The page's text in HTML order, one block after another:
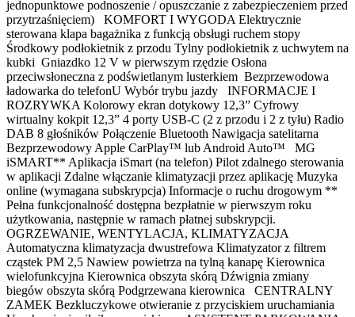
jednopunktowe podnoszenie / opuszczanie z zabezpieczeniem przed
przytrzaśnięciem) KOMFORT I WYGODA Elektrycznie
sterowana klapa bagażnika z funkcją obsługi ruchem stopy
Środkowy podłokietnik z przodu Tylny podłokietnik z uchwytem na
kubki Gniazdko 12 V w pierwszym rzędzie Osłona
przeciwsłoneczna z podświetlanym lusterkiem Bezprzewodowa
ładowarka do telefonU Wybór trybu jazdy INFORMACJE I
ROZRYWKA Kolorowy ekran dotykowy 12,3” Cyfrowy
wirtualny kokpit 12,3” 4 porty USB-C (2 z przodu i 2 z tyłu) Radio
DAB 8 głośników Połączenie Bluetooth Nawigacja satelitarna
Bezprzewodowy Apple CarPlay™ lub Android Auto™ MG
iSMART** Aplikacja iSmart (na telefon) Pilot zdalnego sterowania
w aplikacji Zdalne włączanie klimatyzacji przez aplikację Muzyka
online (wymagana subskrypcja) Informacje o ruchu drogowym **
Pełna funkcjonalność dostępna bezpłatnie w pierwszym roku
użytkowania, następnie w ramach płatnej subskrypcji.
OGRZEWANIE, WENTYLACJA, KLIMATYZACJA
Automatyczna klimatyzacja dwustrefowa Klimatyzator z filtrem
cząstek PM 2,5 Nawiew powietrza na tylną kanapę Kierownica
wielofunkcyjna Kierownica obszyta skórą Dźwignia zmiany
biegów obszyta skórą Podgrzewana kierownica CENTRALNY
ZAMEK Bezkluczykowe otwieranie z przyciskiem uruchamiania